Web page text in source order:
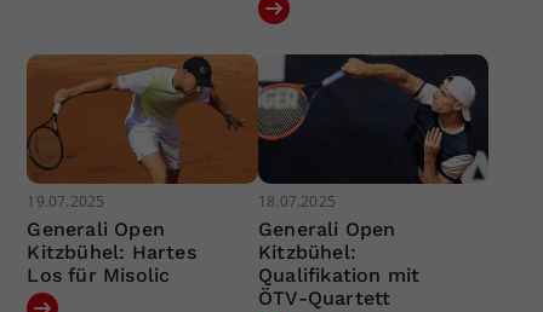
19.07.2025
Generali Open
Kitzbühel: Hartes
Los für Misolic
18.07.2025
Generali Open
Kitzbühel:
Qualifikation mit
ÖTV-Quartett